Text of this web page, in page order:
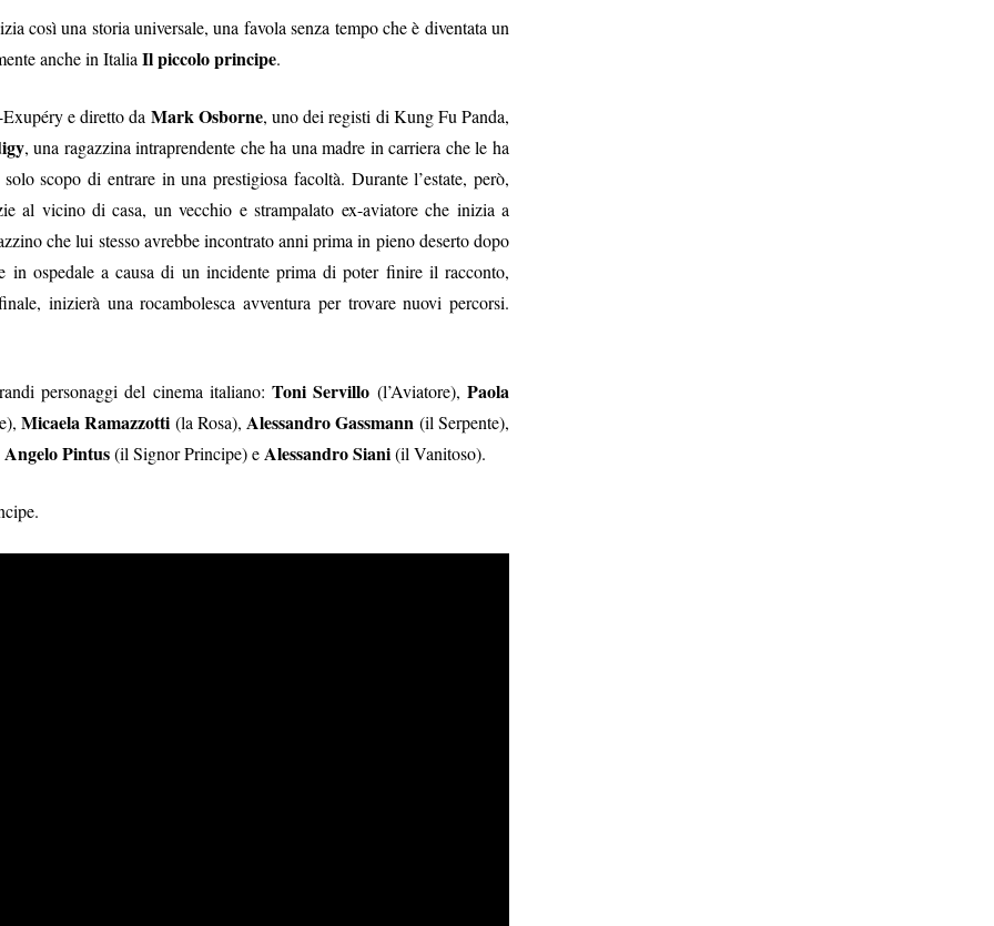
così una storia universale, una favola senza tempo che è diventata un
anche in Italia Il piccolo principe.
e diretto da Mark Osborne, uno dei registi di Kung Fu Panda,
, una ragazzina intraprendente che ha una madre in carriera che le ha
scopo di entrare in una prestigiosa facoltà. Durante l’estate, però,
al vicino di casa, un vecchio e strampalato ex-aviatore che inizia a
che lui stesso avrebbe incontrato anni prima in pieno deserto dopo
in ospedale a causa di un incidente prima di poter finire il racconto,
inizierà una rocambolesca avventura per trovare nuovi percorsi.
personaggi del cinema italiano:Toni Servillo (l’Aviatore), Paola
Micaela Ramazzotti (la Rosa), Alessandro Gassmann (il Serpente),
Angelo Pintus(il Signor Principe) e Alessandro Siani(il Vanitoso).